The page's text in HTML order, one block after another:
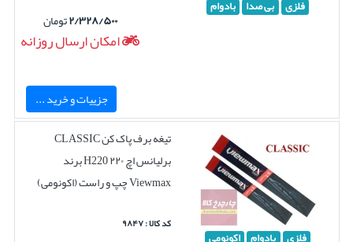
فلزی بی صدا بادوام
۲/۳۲۸/۵۰۰تومان
امکان ارسال روزانه
جزییات و خرید ...
تیغه برف پاک کن CLASSIC
برلیانس اچ ۲۲۰ H220 برند
Viewmax چپ و راست (اکونومی)
کد کالا : ۹۸۴۷